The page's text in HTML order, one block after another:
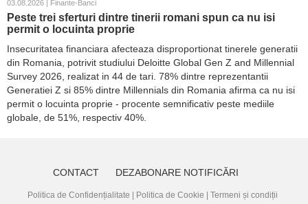
03.08.2026 | Finante-Banci
Peste trei sferturi dintre tinerii romani spun ca nu isi
permit o locuinta proprie
Insecuritatea financiara afecteaza disproportionat tinerele generatii
din Romania, potrivit studiului Deloitte Global Gen Z and Millennial
Survey 2026, realizat in 44 de tari. 78% dintre reprezentantii
Generatiei Z si 85% dintre Millennials din Romania afirma ca nu isi
permit o locuinta proprie - procente semnificativ peste mediile
globale, de 51%, respectiv 40%.
CONTACT DEZABONARE NOTIFICĂRI
Politica de Confidențialitate Politica de Cookie Termeni și condiții